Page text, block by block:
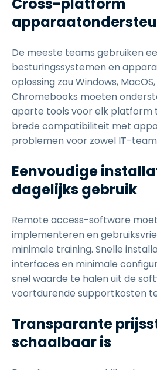
De meeste teams gebruiken
besturingssystemen en
oplossing zou Windows,
Chromebooks moeten
aparte tools voor elk platform
brede compatibiliteit met
problemen voor zowel IT-
Eenvoudige
dagelijks gebruik
Remote access-software
implementeren en
minimale training. Snelle
interfaces en minimale
snel waarde te halen uit de
voortdurende supportkosten
Transparante
schaalbaar is